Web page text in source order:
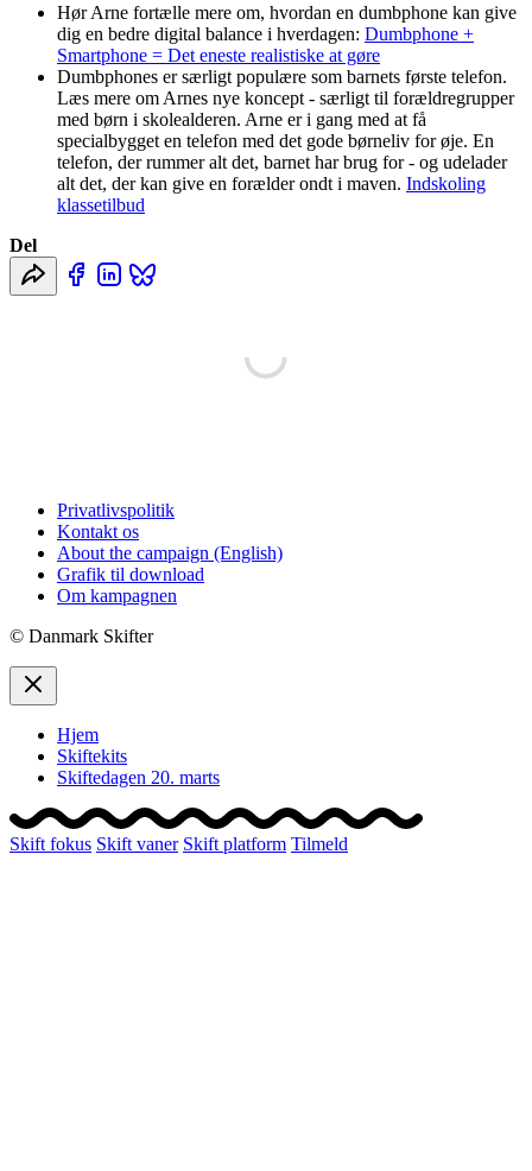
Hør Arne fortælle mere om, hvordan en dumbphone kan give
dig en bedre digital balance i hverdagen: Dumbphone +
Smartphone = Det eneste realistiske at gøre
Dumbphones er særligt populære som barnets første telefon.
Læs mere om Arnes nye koncept - særligt til forældregrupper
med børn i skolealderen. Arne er i gang med at få
specialbygget en telefon med det gode børneliv for øje. En
telefon, der rummer alt det, barnet har brug for - og udelader
alt det, der kan give en forælder ondt i maven. Indskoling
klassetilbud
Del
Privatlivspolitik
Kontakt os
About the campaign (English)
Grafik til download
Om kampagnen
© Danmark Skifter
Hjem
Skiftekits
Skiftedagen 20. marts
Skift fokus Skift vaner Skift platform Tilmeld